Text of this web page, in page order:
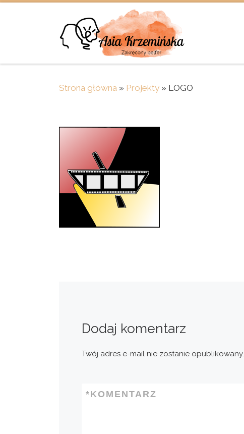
Strona główna » Projekty » LOGO
Dodaj komentarz
Twój adres e-mail nie zostanie opublikowany.
KOMENTARZ
*